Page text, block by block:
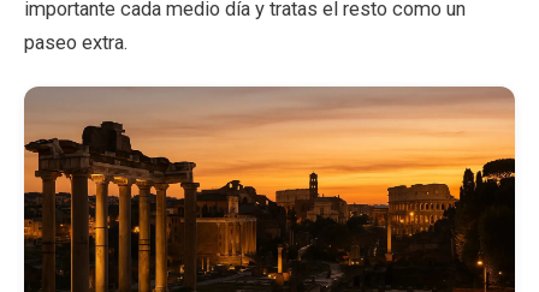
importante cada medio día y tratas el resto como un
paseo extra.